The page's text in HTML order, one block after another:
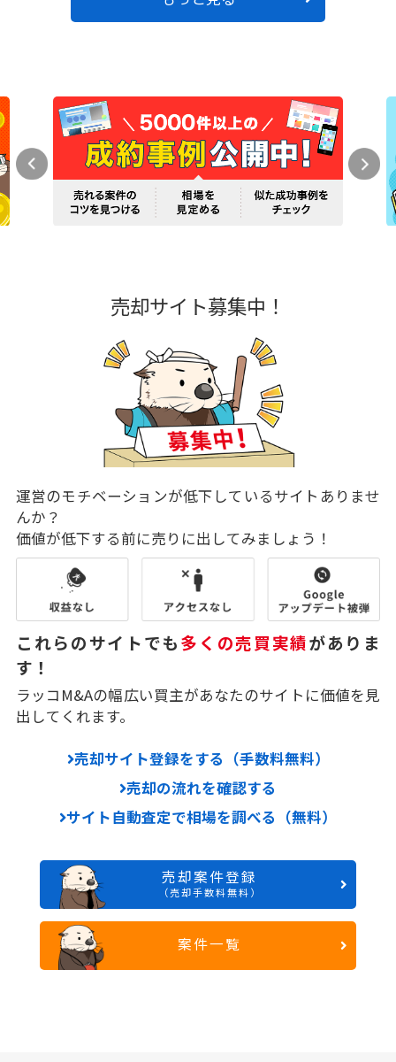
売却サイト募集中！
運営のモチベーションが低下しているサイトありませ
んか？
価値が低下する前に売りに出してみましょう！
これらのサイトでも多くの売買実績がありま
す！
ラッコM&Aの幅広い買主があなたのサイトに価値を見
出してくれます。
売却サイト登録をする（手数料無料）
売却の流れを確認する
サイト自動査定で相場を調べる（無料）
売却案件登録
（売却手数料無料）
案件一覧